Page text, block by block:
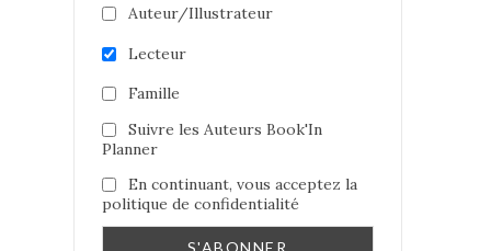
Auteur/Illustrateur
Lecteur
Famille
Suivre les Auteurs Book'In
Planner
En continuant, vous acceptez la
politique de confidentialité